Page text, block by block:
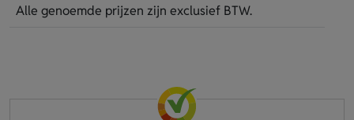
Alle genoemde prijzen zijn exclusief BTW.